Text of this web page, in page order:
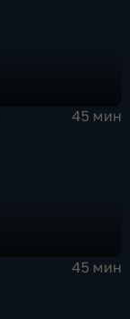
45 мин
45 мин